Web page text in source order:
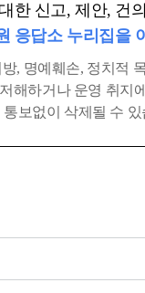
한 신고, 제안, 건
응답소 누리집을
, 명예훼손, 정치적
해하거나 운영 취지에
보없이 삭제될 수 있